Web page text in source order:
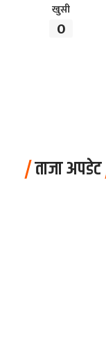
खुसी
0
ताजा अपडेट